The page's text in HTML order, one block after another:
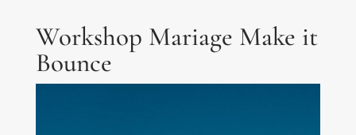
Workshop Mariage Make it
Bounce